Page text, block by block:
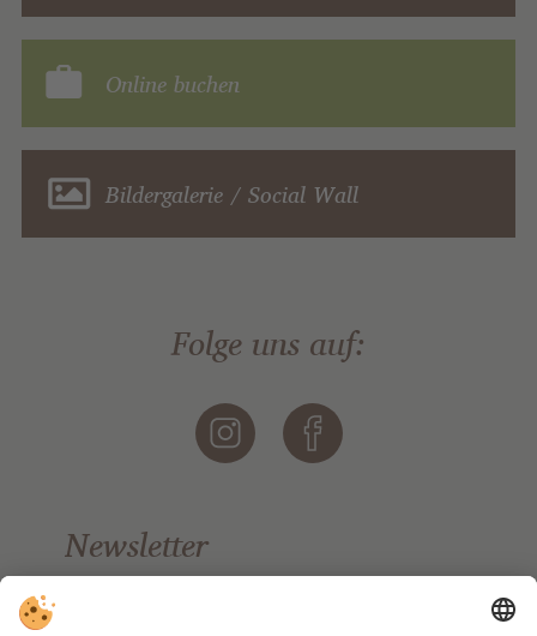
Online buchen
Bildergalerie / Social Wall
Folge uns auf:
Newsletter
Bleiben Sie auf dem Laufenden.